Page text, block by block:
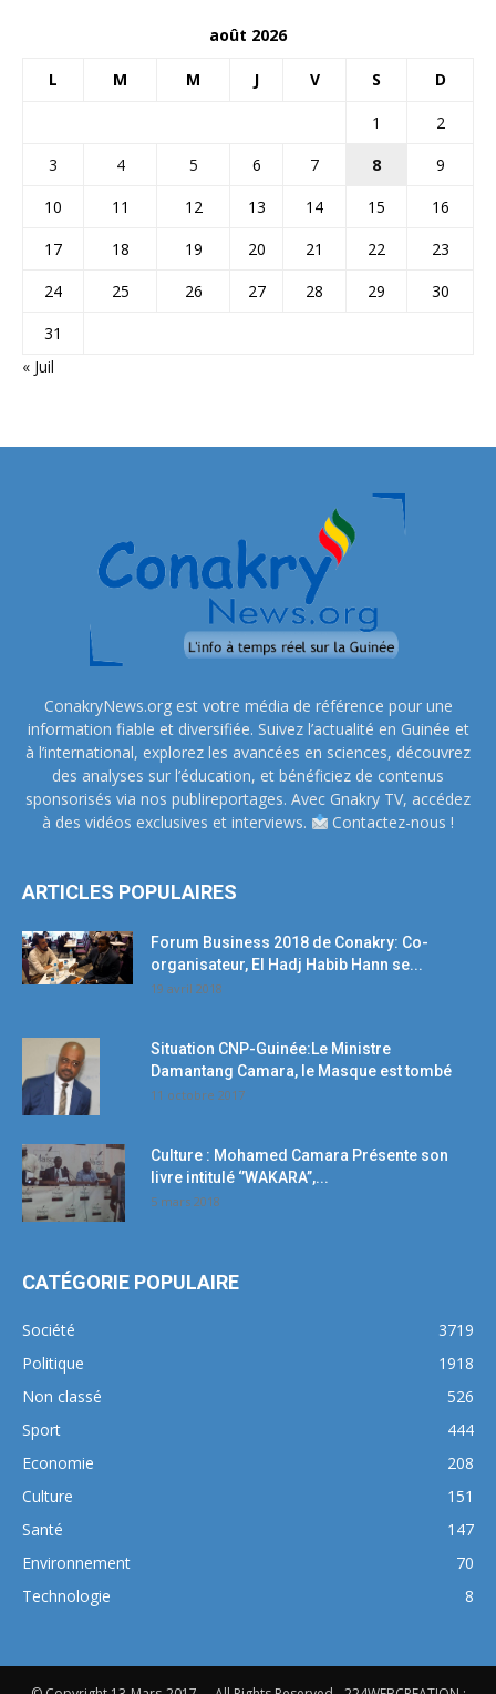
août 2026
L M M J V S D
1
2
3
4 5 6 7 8
9
10
11 12 13 14 15
16
17
18 19 20 21 22
23
24
25 26 27 28 29
30
31
« Juil
ConakryNews.org est votre média de référence pour une
information fiable et diversifiée. Suivez l’actualité en Guinée et
à l’international, explorez les avancées en sciences, découvrez
des analyses sur l’éducation, et bénéficiez de contenus
sponsorisés via nos publireportages. Avec Gnakry TV, accédez
à des vidéos exclusives et interviews.
Contactez-nous !
ARTICLES POPULAIRES
Forum Business 2018 de Conakry: Co-
organisateur, El Hadj Habib Hann se...
19 avril 2018
Situation CNP-Guinée:Le Ministre
Damantang Camara, le Masque est tombé
11 octobre 2017
Culture : Mohamed Camara Présente son
livre intitulé ‘’WAKARA’’,...
5 mars 2018
CATÉGORIE POPULAIRE
Société
3719
Politique
1918
Non classé
526
Sport
444
Economie
208
Culture
151
Santé
147
Environnement
70
Technologie
8